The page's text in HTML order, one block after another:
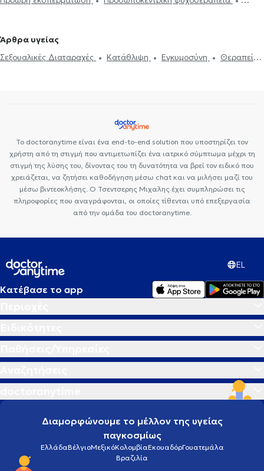
και παιδιών
Ομαδική ψυχοθεραπεία
ενδυνάμωση
Συμβουλευτική φροντιστών ατόμων με άνοια
Life
Άρθρα υγείας
Σεξουαλικές Διαταραχές
Κατάθλιψη Εγκυμοσύνη
Θεραπεία
Τεστ επαγγελματικού προσανατολισμού
Το doctoranytime είναι ένα end-to-end solution που υποστηρίζει τον
χρήστη από τη στιγμή που αντιμετωπίζει ένα ιατρικό σύμπτωμα μέχρι τη
στιγμή της λύσης του, δίνοντας του τη δυνατότητα να βρεί τον ειδικό που
χρειάζεται, να ζητήσει καθοδήγηση μέσω chat και να μιλήσει μαζί του
μέσω βιντεοκλήσης. Ο Τσεντσερης Μιχαλης έχει συμπληρώσει τις
πληροφορίες που αναγράφονται, οι οποίες τίθενται υπό επεξεργασία
από την ομάδα του doctoranytime.
EL
Κατέβασε το app
Διαμορφώνουμε το μέλλον της υγείας
παγκοσμίως
ΕλλάδαΒέλγιοΜεξικόΚολομβίαΕκουαδόρΓουατεμάλα
Βραζιλία